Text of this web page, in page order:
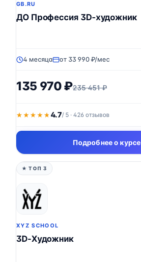
GB.RU
ДО Профессия 3D-художник
4 месяца от 33 990 ₽/мес
135 970 ₽235 451 ₽
★★★★★
★★★★★ 4.7/ 5 · 426 отзывов
Подробнее о курсе
★ ТОП 3
XYZ SCHOOL
3D-Художник